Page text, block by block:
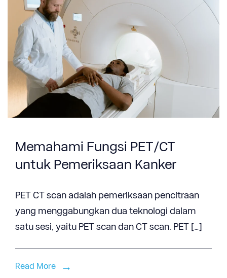
Memahami Fungsi PET/CT
untuk Pemeriksaan Kanker
PET CT scan adalah pemeriksaan pencitraan
yang menggabungkan dua teknologi dalam
satu sesi, yaitu PET scan dan CT scan. PET […]
Read More